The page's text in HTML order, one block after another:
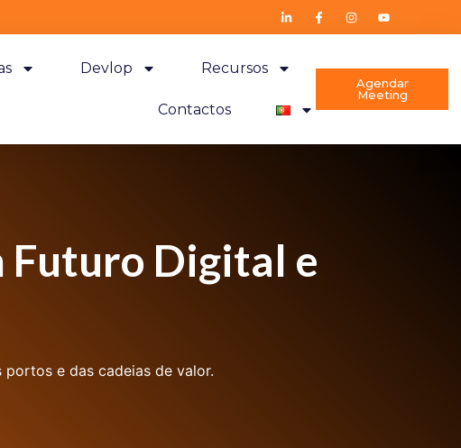
Devlop Recursos
Contactos
Agendar
Meeting
Futuro Digital e
e das cadeias de valor.